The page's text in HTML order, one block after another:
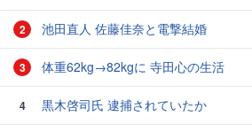
2 池田直人 佐藤佳奈と電撃結婚
3 体重62kg→82kgに 寺田心の生活
4 黒木啓司氏 逮捕されていたか